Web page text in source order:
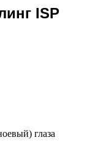
ISP
глаза